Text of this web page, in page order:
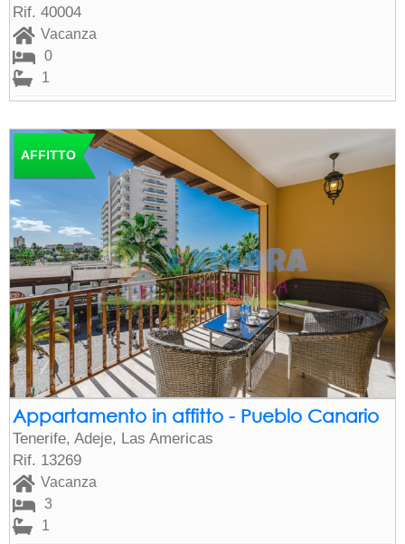
Rif. 40004
Vacanza
0
1
AFFITTO
Appartamento in affitto - Pueblo Canario
Tenerife, Adeje, Las Americas
Rif. 13269
Vacanza
3
1